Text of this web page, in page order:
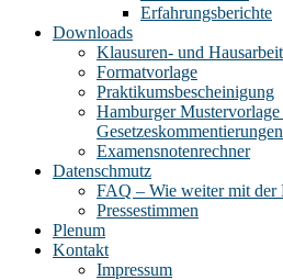
Erfahrungsberichte
Downloads
Klausuren- und
Formatvorlage
Praktikumsbescheinigung
Hamburger
Gesetzeskommentierungen
Examensnotenrechner
Datenschmutz
FAQ – Wie weiter mit der
Pressestimmen
Plenum
Kontakt
Impressum